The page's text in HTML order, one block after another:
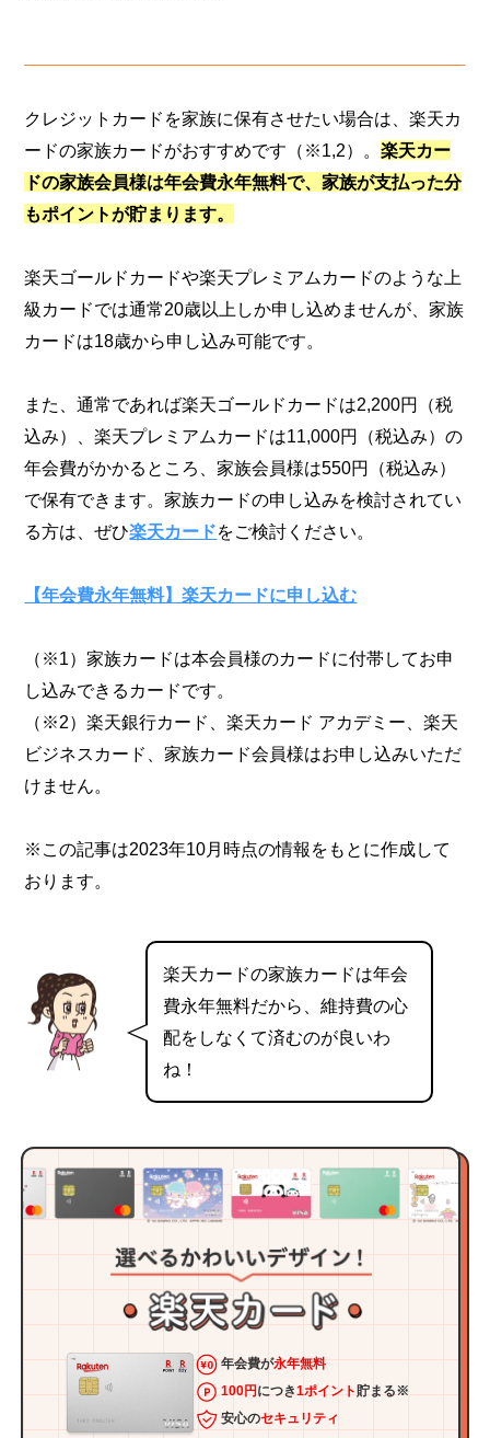
クレジットカードを家族に保有させたい場合は、楽天カ
ードの家族カードがおすすめです（※1,2）。楽天カー
ドの家族会員様は年会費永年無料で、家族が支払った分
もポイントが貯まります。
楽天ゴールドカードや楽天プレミアムカードのような上
級カードでは通常20歳以上しか申し込めませんが、家族
カードは18歳から申し込み可能です。
また、通常であれば楽天ゴールドカードは2,200円（税
込み）、楽天プレミアムカードは11,000円（税込み）の
年会費がかかるところ、家族会員様は550円（税込み）
で保有できます。家族カードの申し込みを検討されてい
る方は、ぜひ楽天カードをご検討ください。
【年会費永年無料】楽天カードに申し込む
（※1）家族カードは本会員様のカードに付帯してお申
し込みできるカードです。
（※2）楽天銀行カード、楽天カード アカデミー、楽天
ビジネスカード、家族カード会員様はお申し込みいただ
けません。
※この記事は2023年10月時点の情報をもとに作成して
おります。
楽天カードの家族カードは年会
費永年無料だから、維持費の心
配をしなくて済むのが良いわ
ね！
年会費が永年無料
100円 につき1ポイント貯まる※
安心のセキュリティ